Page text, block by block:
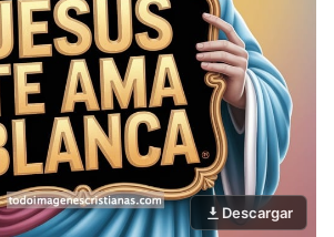
Descargar